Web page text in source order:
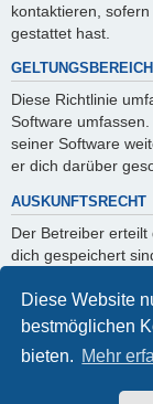
Diese Website
bestmöglichen
bieten. Mehr
kontaktieren,
gestattet hast.
Diese Richtlinie
Software
seiner Software
er dich darüber
AUSKUNFTSRECHT
Der Betreiber
dich gespeichert
Du kannst
verlangen.